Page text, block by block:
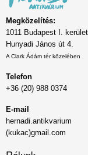
Megközelítés:
1011 Budapest I.
Hunyadi János út 4.
A Clark Ádám tér közelében
Telefon
+36 (20) 988 0374
E-mail
hernadi.antikvarium
(kukac)gmail.com